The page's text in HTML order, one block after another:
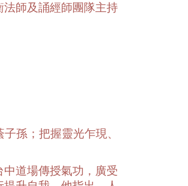
師及誦經師團隊主持
孫；把握靈光乍現、
道場傳授氣功，廣受